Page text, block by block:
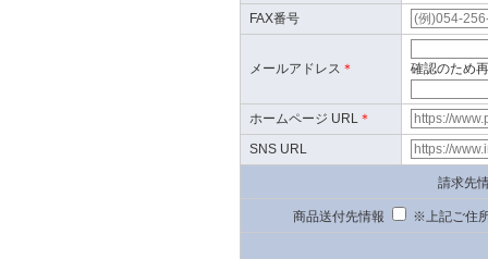
FAX番号
メールアドレス ＊ 確認のため
ホームページ URL ＊
SNS URL
請求先
商品送付先情報 ※上記ご住